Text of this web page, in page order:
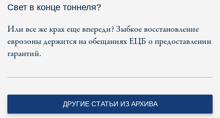
Свет в конце тоннеля?
Или все же крах еще впереди? Зыбкое восстановление
еврозоны держится на обещаниях ЕЦБ о предоставлении
гарантий.
ДРУГИЕ СТАТЬИ ИЗ АРХИВА